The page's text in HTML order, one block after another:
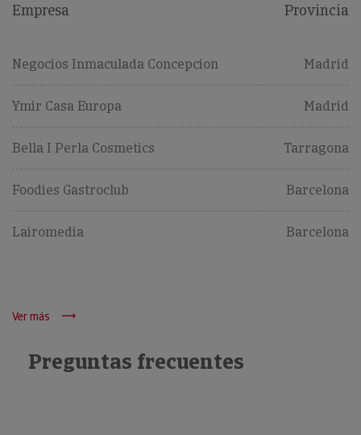
Empresa Provincia
Negocios Inmaculada Concepcion Madrid
Ymir Casa Europa Madrid
Bella I Perla Cosmetics Tarragona
Foodies Gastroclub Barcelona
Lairomedia Barcelona
Ver más
Preguntas frecuentes